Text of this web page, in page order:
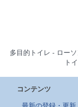
多目的トイレ - ロー
ト
コンテンツ